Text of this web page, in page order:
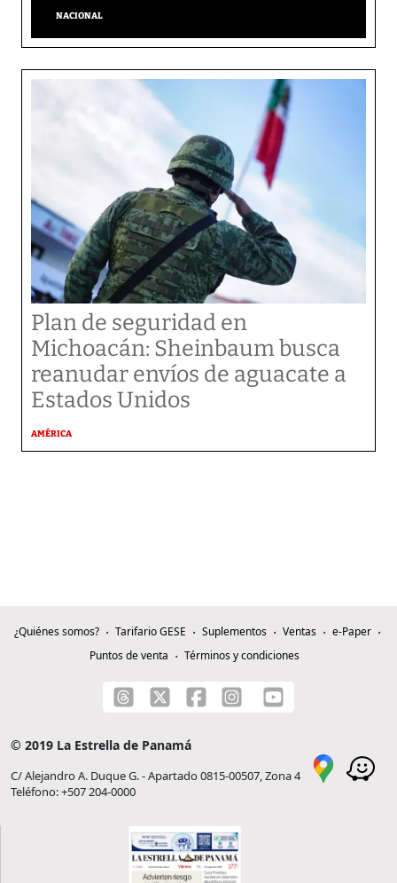
NACIONAL
Plan de seguridad en
Michoacán: Sheinbaum busca
reanudar envíos de aguacate a
Estados Unidos
AMÉRICA
¿Quiénes somos? Tarifario GESE Suplementos Ventas
e-Paper
Puntos de venta
Términos y condiciones
© 2019 La Estrella de Panamá
C/ Alejandro A. Duque G. - Apartado 0815-00507, Zona 4
Teléfono: +507 204-0000